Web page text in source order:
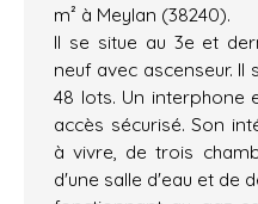
m² à Meylan (38240).
Il se situe au 3e et
neuf avec ascenseur.
48 lots. Un interphone
accès sécurisé. Son
à vivre, de trois
d'une salle d'eau et de